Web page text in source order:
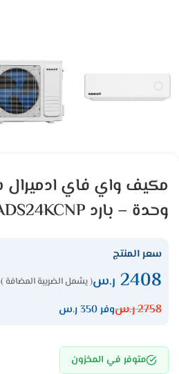
وحدة – بارد ADS24KCNP
سعر المنتج
2408 ر.س( يشمل الضريبة المضافة )
2758ر.سوفر 350 ر.س
متوفر في المخزون